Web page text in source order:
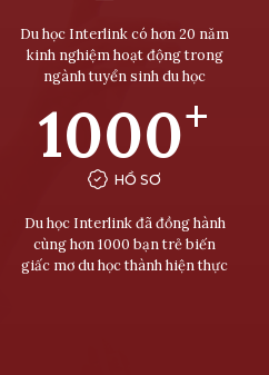
Du học Interlink có hơn 20 năm
kinh nghiệm hoạt động trong
ngành tuyển sinh du học
1000+
HỒ SƠ
Du học Interlink đã đồng hành
cùng hơn 1000 bạn trẻ biến
giấc mơ du học thành hiện thực